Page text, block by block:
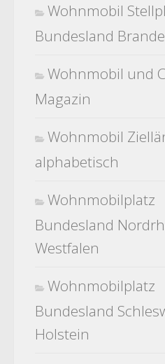
Wohnmobil
Bundesland
Wohnmobil und
Magazin
Wohnmobil
alphabetisch
Wohnmobilplatz
Bundesland
Westfalen
Wohnmobilplatz
Bundesland
Holstein